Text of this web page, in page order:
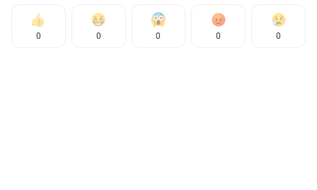
0 0 0 0 0